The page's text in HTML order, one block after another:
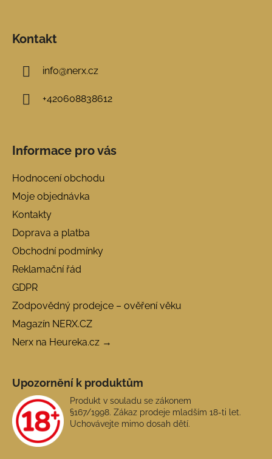
Kontakt
info@nerx.cz
+420608838612
Informace pro vás
Hodnocení obchodu
Moje objednávka
Kontakty
Doprava a platba
Obchodní podmínky
Reklamační řád
GDPR
Zodpovědný prodejce – ověření věku
Magazín NERX.CZ
Nerx na Heureka.cz →
Upozornění k produktům
Produkt v souladu se zákonem
§167/1998. Zákaz prodeje mladším 18-ti let.
Uchovávejte mimo dosah dětí.